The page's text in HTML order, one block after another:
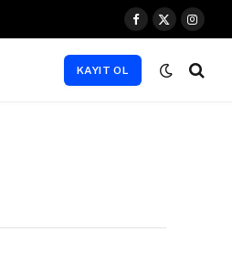
Facebook
X
KAYIT OL